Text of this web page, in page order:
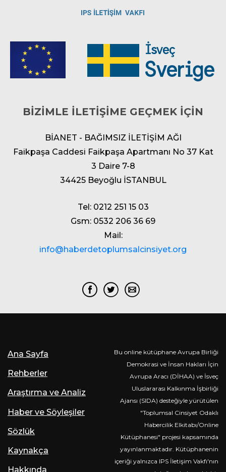
BİZİMLE İLETİŞİME GEÇMEK İÇİN
BİANET - BAĞIMSIZ İLETİŞİM AĞI
Faikpaşa Caddesi Faikpaşa Apartmanı No 37 Kat
3 Daire 7-8
34425 Beyoğlu İSTANBUL
Tel: 0212 251 15 03
Gsm: 0532 206 36 69
Mail:
info@haberdetoplumsalcinsiyet.org
Ana Sayfa
Rehberler
Araştırma ve Analiz
Haber ve Söyleşiler
Sözlük
Kaynakça
Hakkında
Bu online kütüphane Avrupa Birliği
Demokrasi ve İnsan Hakları İçin
Avrupa Aracı (DİHAA) ve İsveç
Uluslararası Kalkınma İşbirliği
Ajansı (SIDA) desteğiyle yürütülen
"Toplumsal Cinsiyet Odaklı
Habercilik Elkitabı/Online
Kütüphanesi" projesi kapsamında
yayınlanmaktadır. Kütüphanenin
içeriği yalnızca IPS İletişim Vakfı'nın